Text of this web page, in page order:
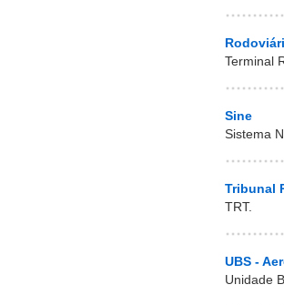
Terminal
Sine
Sistema
Tribunal
TRT.
UBS -
Unidade